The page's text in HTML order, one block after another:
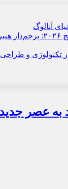
تکنولوژی و طراحی